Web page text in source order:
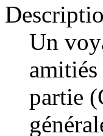
Un
partie